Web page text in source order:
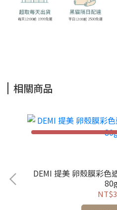
相關商品
DEMI 提美 卵殼膜彩色